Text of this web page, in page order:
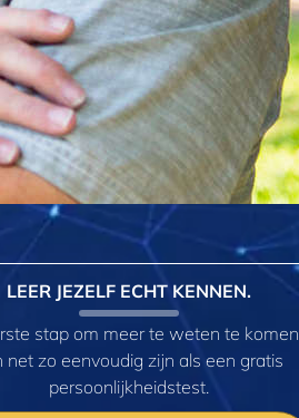
LEER JEZELF ECHT KENNEN.
stap om meer te weten te komen
net zo eenvoudig zijn als een gratis
persoonlijkheidstest.